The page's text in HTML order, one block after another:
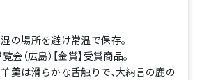
の場所を避け常温で保存。
（広島）【金賞】受賞商品。
羹は滑らかな舌触りで、大納言の鹿の